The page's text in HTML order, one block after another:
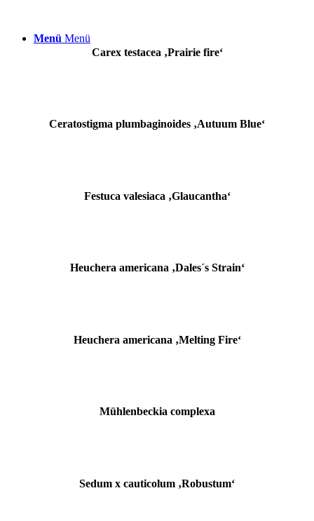
Menü Menü
Carex testacea ‚Prairie fire‘
Ceratostigma plumbaginoides ‚Autuum Blue‘
Festuca valesiaca ‚Glaucantha‘
Heuchera americana ‚Dales´s Strain‘
Heuchera americana ‚Melting Fire‘
Mühlenbeckia complexa
Sedum x cauticolum ‚Robustum‘